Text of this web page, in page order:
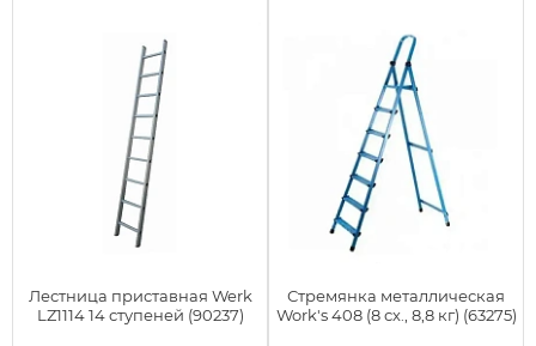
Лестница приставная Werk
LZ1114 14 ступеней (90237)
Стремянка металлическая
Work's 408 (8 сх., 8,8 кг) (63275)